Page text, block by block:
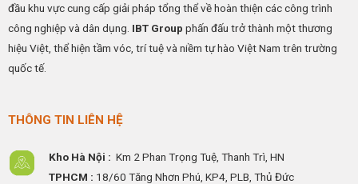
đầu khu vực cung cấp giải pháp tổng thể về hoàn thiện các công trình
công nghiệp và dân dụng. IBT Group phấn đấu trở thành một thương
hiệu Việt, thể hiện tầm vóc, trí tuệ và niềm tự hào Việt Nam trên trường
quốc tế.
THÔNG TIN LIÊN HỆ
Kho Hà Nội : Km 2 Phan Trọng Tuệ, Thanh Trì, HN
TPHCM : 18/60 Tăng Nhơn Phú, KP4, PLB, Thủ Đức